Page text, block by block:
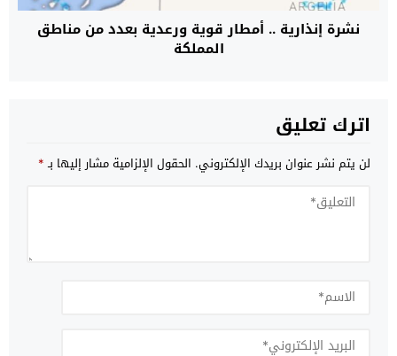
نشرة إنذارية .. أمطار قوية ورعدية بعدد من مناطق
المملكة
اترك تعليق
لن يتم نشر عنوان بريدك الإلكتروني. الحقول الإلزامية مشار إليها بـ*